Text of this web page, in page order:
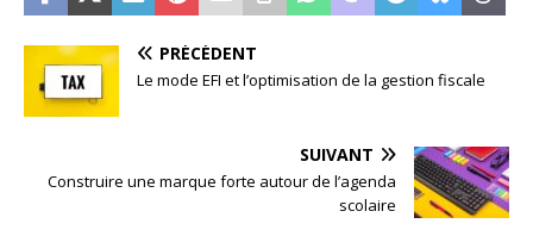
PRÉCÉDENT
Le mode EFI et l’optimisation de la gestion fiscale
SUIVANT
Construire une marque forte autour de l’agenda
scolaire